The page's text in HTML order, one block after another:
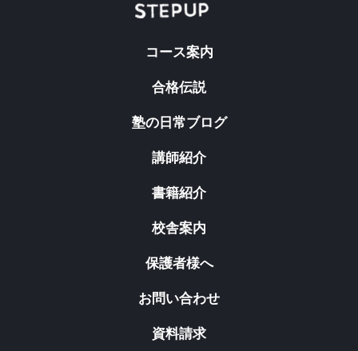
コース案内
合格伝説
塾の日常ブログ
講師紹介
書籍紹介
校舎案内
保護者様へ
お問い合わせ
資料請求